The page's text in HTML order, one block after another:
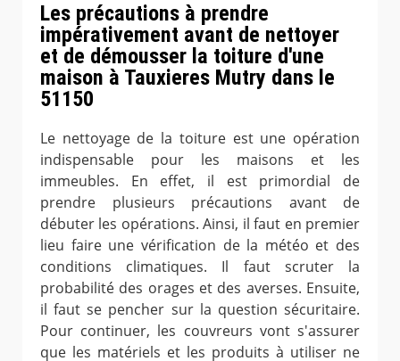
Les précautions à prendre
impérativement avant de nettoyer
et de démousser la toiture d'une
maison à Tauxieres Mutry dans le
51150
Le nettoyage de la toiture est une opération
indispensable pour les maisons et les
immeubles. En effet, il est primordial de
prendre plusieurs précautions avant de
débuter les opérations. Ainsi, il faut en premier
lieu faire une vérification de la météo et des
conditions climatiques. Il faut scruter la
probabilité des orages et des averses. Ensuite,
il faut se pencher sur la question sécuritaire.
Pour continuer, les couvreurs vont s'assurer
que les matériels et les produits à utiliser ne